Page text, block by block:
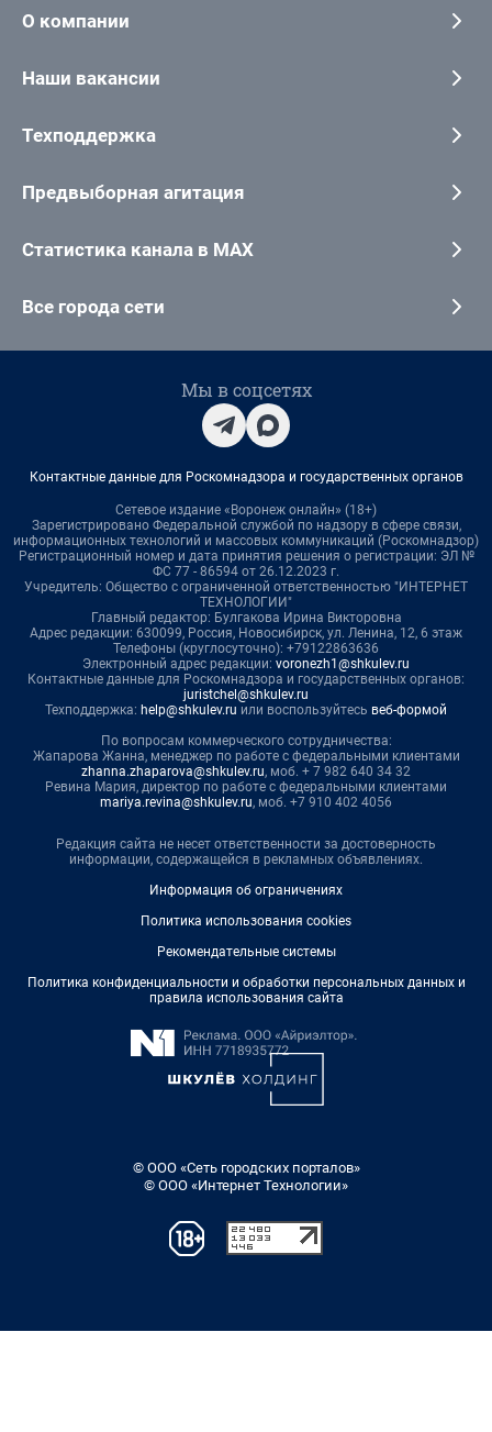
О компании
Наши вакансии
Техподдержка
Предвыборная агитация
Статистика канала в MAX
Все города сети
Мы в соцсетях
Контактные данные для Роскомнадзора и государственных органов
Сетевое издание «Воронеж онлайн» (18+)
Зарегистрировано Федеральной службой по надзору в сфере связи,
информационных технологий и массовых коммуникаций (Роскомнадзор)
Регистрационный номер и дата принятия решения о регистрации: ЭЛ №
ФС 77 - 86594 от 26.12.2023 г.
Учредитель: Общество с ограниченной ответственностью "ИНТЕРНЕТ
ТЕХНОЛОГИИ"
Главный редактор: Булгакова Ирина Викторовна
Адрес редакции: 630099, Россия, Новосибирск, ул. Ленина, 12, 6 этаж
Телефоны (круглосуточно): +79122863636
Электронный адрес редакции: voronezh1@shkulev.ru
Контактные данные для Роскомнадзора и государственных органов:
juristchel@shkulev.ru
Техподдержка: help@shkulev.ru или воспользуйтесь веб-формой
По вопросам коммерческого сотрудничества:
Жапарова Жанна, менеджер по работе с федеральными клиентами
zhanna.zhaparova@shkulev.ru, моб. + 7 982 640 34 32
Ревина Мария, директор по работе с федеральными клиентами
mariya.revina@shkulev.ru, моб. +7 910 402 4056
Редакция сайта не несет ответственности за достоверность
информации, содержащейся в рекламных объявлениях.
Информация об ограничениях
Политика использования cookies
Рекомендательные системы
Политика конфиденциальности и обработки персональных данных и
правила использования сайта
© ООО «Сеть городских порталов»
© ООО «Интернет Технологии»